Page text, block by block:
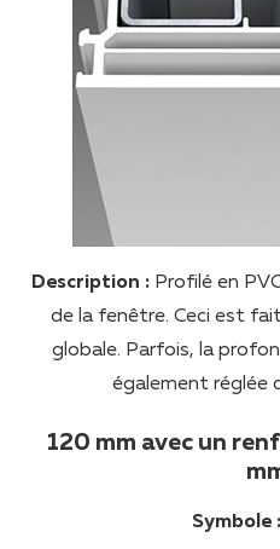
Description : Profilé en
de la fenêtre. Ceci est
globale. Parfois, la
également réglée
120 mm avec un
Symbole :